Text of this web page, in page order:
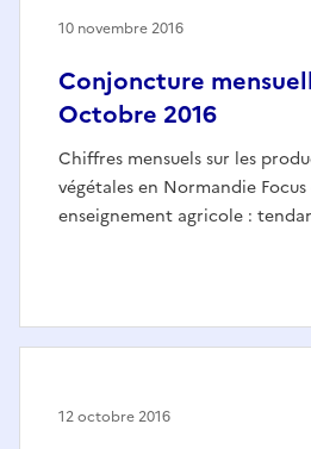
Conjoncture
Octobre 2016
Chiffres mensuels sur les
végétales en Normandie
enseignement agricole :
10 novembre 2016
12 octobre 2016